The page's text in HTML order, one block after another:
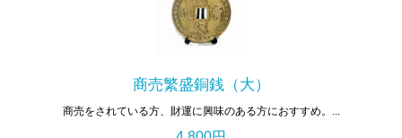
商売繁盛銅銭（大）
商売をされている方、財運に興味のある方におすすめ。...